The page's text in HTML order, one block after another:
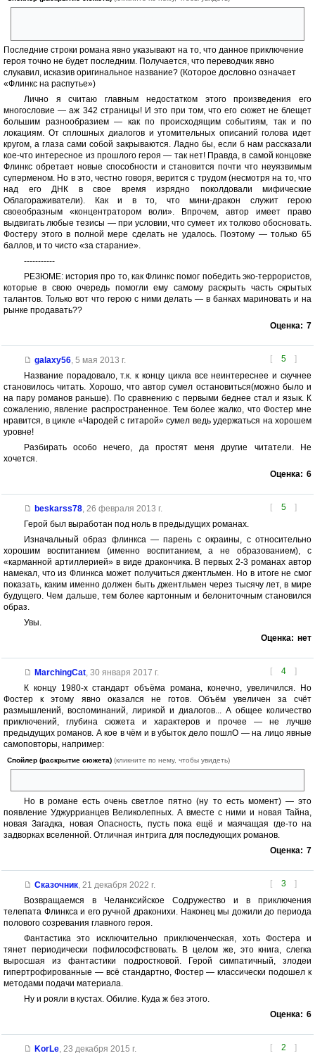
Последние строки романа явно указывают на то, что данное приключение
героя точно не будет последним. Получается, что переводчик явно
слукавил, исказив оригинальное название? (Которое дословно означает
«Флинкс на распутье»)
Лично я считаю главным недостатком этого произведения его
многословие — аж 342 страницы! И это при том, что его сюжет не блещет
большим разнообразием — как по происходящим событиям, так и по
локациям. От сплошных диалогов и утомительных описаний голова идет
кругом, а глаза сами собой закрываются. Ладно бы, если б нам рассказали
кое-что интересное из прошлого героя — так нет! Правда, в самой концовке
Флинкс обретает новые способности и становится почти что неуязвимым
суперменом. Но в это, честно говоря, верится с трудом (несмотря на то, что
над его ДНК в свое время изрядно поколдовали мифические
Облагораживатели). Как и в то, что мини-дракон служит герою
своеобразным «концентратором воли». Впрочем, автор имеет право
выдвигать любые тезисы — при условии, что сумеет их толково обосновать.
Фостеру этого в полной мере сделать не удалось. Поэтому — только 65
баллов, и то чисто «за старание».
-----------
РЕЗЮМЕ: история про то, как Флинкс помог победить эко-террористов,
которые в свою очередь помогли ему самому раскрыть часть скрытых
талантов. Только вот что герою с ними делать — в банках мариновать и на
рынке продавать??
Оценка: 7
[ 5 ]
galaxy56, 5 мая 2013 г.
Название порадовало, т.к. к концу цикла все неинтереснее и скучнее
становилось читать. Хорошо, что автор сумел остановиться(можно было и
на пару романов раньше). По сравнению с первыми беднее стал и язык. К
сожалению, явление распространенное. Тем более жалко, что Фостер мне
нравится, в цикле «Чародей с гитарой» сумел ведь удержаться на хорошем
уровне!
Разбирать особо нечего, да простят меня другие читатели. Не
хочется.
Оценка: 6
[ 5 ]
beskarss78, 26 февраля 2013 г.
Герой был выработан под ноль в предыдущих романах.
Изначальный образ флинкса — парень с окраины, с относительно
хорошим воспитанием (именно воспитанием, а не образованием), с
«карманной артиллерией» в виде дракончика. В первых 2-3 романах автор
намекал, что из Флинкса может получиться джентльмен. Но в итоге не смог
показать, каким именно должен быть джентльмен через тысячу лет, в мире
будущего. Чем дальше, тем более картонным и белониточным становился
образ.
Увы.
Оценка: нет
[ 4 ]
MarchingCat, 30 января 2017 г.
К концу 1980-х стандарт объёма романа, конечно, увеличился. Но
Фостер к этому явно оказался не готов. Объём увеличен за счёт
размышлений, воспоминаний, лирикой и диалогов... А общее количество
приключений, глубина сюжета и характеров и прочее — не лучше
предыдущих романов. А кое в чём и в убыток дело пошлО — на лицо явные
самоповторы, например:
Спойлер (раскрытие сюжета) (кликните по нему, чтобы увидеть)
Но в романе есть очень светлое пятно (ну то есть момент) — это
появление Уджуррианцев Великолепных. А вместе с ними и новая Тайна,
новая Загадка, новая Опасность, пусть пока ещё и маячащая где-то на
задворках вселенной. Отличная интрига для последующих романов.
Оценка: 7
[ 3 ]
Сказочник, 21 декабря 2022 г.
Возвращаемся в Челанксийское Содружество и в приключения
телепата Флинкса и его ручной драконихи. Наконец мы дожили до периода
полового созревания главного героя.
Фантастика это исключительно приключенческая, хоть Фостера и
тянет периодически пофилософствовать. В целом же, это книга, слегка
выросшая из фантастики подростковой. Герой симпатичный, злодеи
гипертрофированные — всё стандартно, Фостер — классически подошел к
методами подачи материала.
Ну и рояли в кустах. Обилие. Куда ж без этого.
Оценка: 6
[ 2 ]
KorLe, 23 декабря 2015 г.